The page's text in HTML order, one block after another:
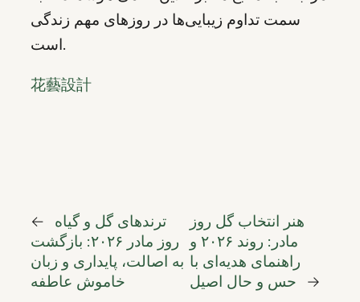
سمت تداوم زیبایی‌ها در روزهای مهم زندگی
است.
花藝設計
←
ترندهای گل و گیاه
روز مادر ۲۰۲۶: بازگشت
به اصالت، پایداری و زبان
خاموش عاطفه
هنر انتخاب گل روز
مادر: روند ۲۰۲۶ و
راهنمای هدیه‌ای با
حس و حال اصیل
→